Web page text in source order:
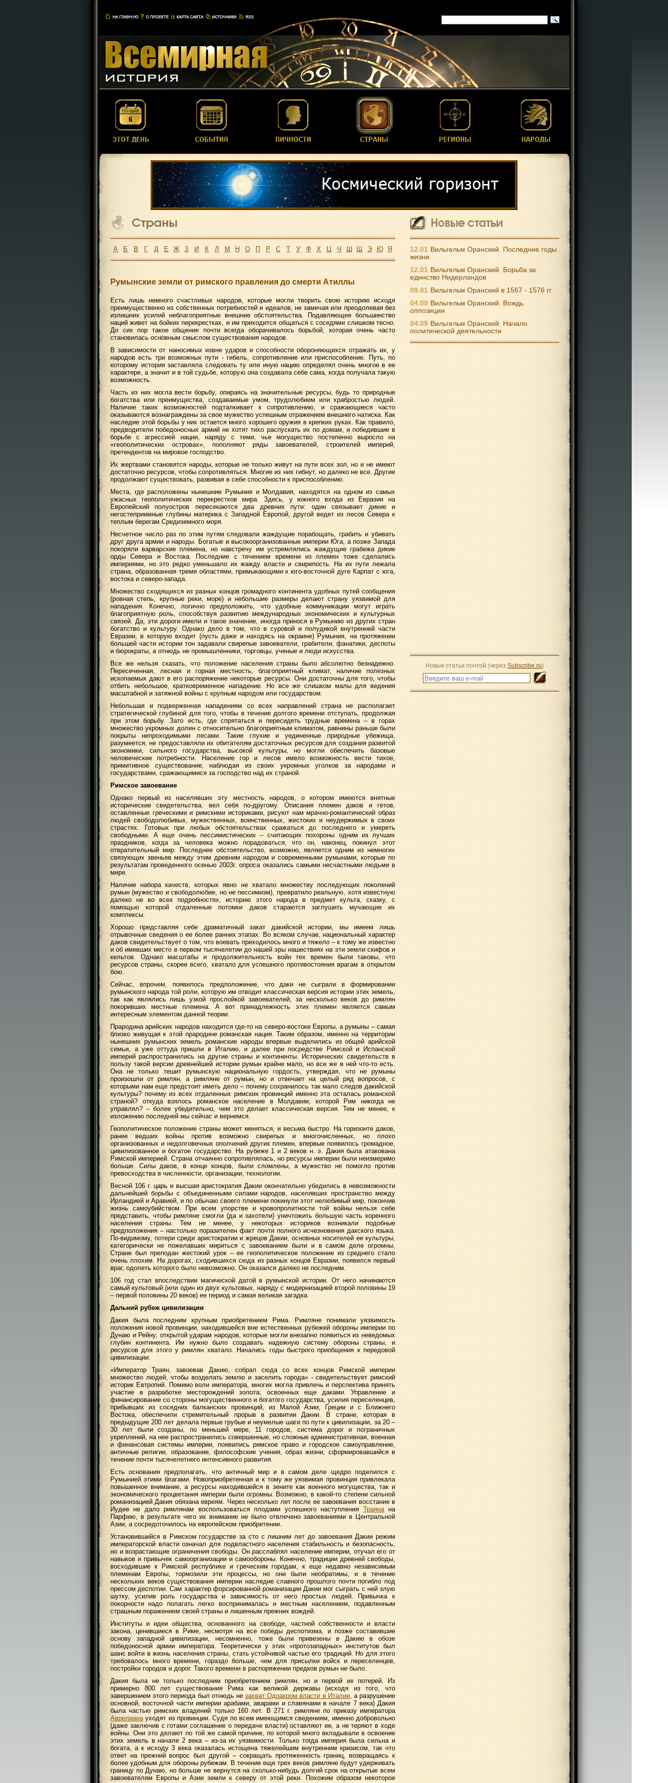
А Б В Г Д Е Ж З И К Л М Н О П Р С Т У Ф Х Ц Ч Ш Щ Э Ю Я
Румынские земли от римского правления до смерти Атиллы
Есть лишь немного счастливых народов, которые могли творить свою историю исходя
преимущественно из собственных потребностей и идеалов, не замечая или преодолевая без
излишних усилий неблагоприятные внешние обстоятельства. Подавляющее большинство
наций живет на бойких перекрестках, и им приходится общаться с соседями слишком тесно.
До сих пор такое общение почти всегда оборачивалось борьбой, которая очень часто
становилась основным смыслом существования народов.
В зависимости от наносимых извне ударов и способности обороняющихся отражать их, у
народов есть три возможных пути - гибель, сопротивление или приспособление. Путь, по
которому история заставляла следовать ту или иную нацию определял очень многое в ее
характере, а значит и в той судьбе, которую она создавала себе сама, когда получала такую
возможность.
Часть из них могла вести борьбу, опираясь на значительные ресурсы, будь то природные
богатства или преимущества, создаваемые умом, трудолюбием или храбростью людей.
Наличие таких возможностей подталкивает к сопротивлению, и сражающиеся часто
оказываются вознаграждены за свое мужество успешным отражением внешнего натиска. Как
наследие этой борьбы у них остается много хорошего оружия в крепких руках. Как правило,
предводители победоносных армий не хотят тихо распускать их по домам, и победившие в
борьбе с агрессией нации, наряду с теми, чье могущество постепенно выросло на
«геополитических островах», пополняют ряды завоевателей, строителей империй,
претендентов на мировое господство.
Их жертвами становятся народы, которые не только живут на пути всех зол, но и не имеют
достаточно ресурсов, чтобы сопротивляться. Многие из них гибнут, но далеко не все. Другие
продолжают существовать, развивая в себе способности к приспособлению.
Места, где расположены нынешние Румыния и Молдавия, находятся на одном из самых
ужасных геополитических перекрестков мира. Здесь, у южного входа из Евразии на
Европейский полуостров пересекаются два древних пути: один связывает дикие и
негостеприимные глубины материка с Западной Европой, другой ведет из лесов Севера к
теплым берегам Средиземного моря.
Несчетное число раз по этим путям следовали жаждущие порабощать, грабить и убивать
друг друга армии и народы. Богатые и высокоорганизованные империи Юга, а позже Запада
покоряли варварские племена, но навстречу им устремлялись жаждущие грабежа дикие
орды Севера и Востока. Последние с течением времени из племен тоже сделались
империями, но это редко уменьшало их жажду власти и свирепость. На их пути лежала
страна, образованная тремя областями, примыкающими к юго-восточной дуге Карпат с юга,
востока и северо-запада.
Множество сходящихся из разных концов громадного континента удобных путей сообщения
(ровная степь, крупные реки, море) и небольшие размеры делают страну уязвимой для
нападения. Конечно, логично предположить, что удобные коммуникации могут играть
благоприятную роль, способствуя развитию международных экономических и культурных
связей. Да, эти дороги имели и такое значение, иногда принося в Румынию из других стран
богатство и культуру. Однако дело в том, что в суровой и полудикой внутренней части
Евразии, в которую входит (пусть даже и находясь на окраине) Румыния, на протяжении
большей части истории тон задавали свирепые завоеватели, грабители, фанатики, деспоты
и бюрократы, а отнюдь не промышленники, торговцы, ученые и люди искусства.
Все же нельзя сказать, что положение населения страны было абсолютно безнадежно.
Пересеченная, лесная и горная местность, благоприятный климат, наличие полезных
ископаемых дают в его распоряжение некоторые ресурсы. Они достаточны для того, чтобы
отбить небольшое, кратковременное нападение. Но все же слишком малы для ведения
масштабной и затяжной войны с крупным народом или государством.
Небольшая и подверженная нападениям со всех направлений страна не располагает
стратегической глубиной для того, чтобы в течение долгого времени отступать, продолжая
при этом борьбу. Зато есть, где спрятаться и пересидеть трудные времена – в горах
множество укромных долин с относительно благоприятным климатом, равнины раньше были
покрыты непроходимыми лесами. Такие глухие и уединенные природные убежища,
разумеется, не предоставляли их обитателям достаточных ресурсов для создания развитой
экономики, сильного государства, высокой культуры, но могли обеспечить базовые
человеческие потребности. Население гор и лесов имело возможность вести тихое,
примитивное существование, наблюдая из своих укромных уголков за народами и
государствами, сражающимися за господство над их страной.
Римское завоевание
Однако первый из населявших эту местность народов, о котором имеются внятные
исторические свидетельства, вел себя по-другому. Описания племен даков и гетов,
оставленные греческими и римскими историками, рисуют нам мрачно-романтический образ
людей свободолюбивых, мужественных, воинственных, жестоких и неудержимых в своих
страстях. Готовых при любых обстоятельствах сражаться до последнего и умереть
свободными. А еще очень пессимистических – считающих похороны одним из лучших
праздников, когда за человека можно порадоваться, что он, наконец, покинул этот
отвратительный мир. Последнее обстоятельство, возможно, является одним из немногих
связующих звеньев между этим древним народом и современными румынами, которые по
результатам проведенного осенью 2003г. опроса оказались самыми несчастными людьми в
мире.
Наличие набора качеств, которых явно не хватало множеству последующих поколений
румын (мужество и свободолюбие, но не пессимизм), превратило реальную, хотя известную
далеко не во всех подробностях, историю этого народа в предмет культа, сказку, с
помощью которой отдаленные потомки даков стараются заглушить мучающие их
комплексы.
Хорошо представляя себе драматичный закат дакийской истории, мы имеем лишь
отрывочные сведения о ее более ранних этапах. Во всяком случае, национальный характер
даков свидетельствует о том, что воевать приходилось много и тяжело – к тому же известно
и об имевших место в первом тысячелетии до нашей эры нашествиях на эти земли скифов и
кельтов. Однако масштабы и продолжительность войн тех времен были таковы, что
ресурсов страны, скорее всего, хватало для успешного противостояния врагам в открытом
бою.
Сейчас, впрочем, появилось предположение, что даки не сыграли в формировании
румынского народа той роли, которую им отводит классическая версия истории этих земель,
так как являлись лишь узкой прослойкой завоевателей, за несколько веков до римлян
покоривших местные племена. А вот принадлежность этих племен является самым
интересным элементом данной теории.
Прародина арийских народов находится где-то на северо-востоке Европы, а румыны – самая
близко живущая к этой прародине романская нация. Таким образом, именно на территории
нынешних румынских земель романские народы впервые выделились из общей арийской
семьи, а уже оттуда пришли в Италию, и далее при посредстве Римской и Испанской
империй распространились на другие страны и континенты. Исторических свидетельств в
пользу такой версии древнейшей истории румын крайне мало, но все же в ней что-то есть.
Она не только тешит румынскую национальную гордость, утверждая, что не румыны
произошли от римлян, а римляне от румын, но и отвечает на целый ряд вопросов, с
которыми нам еще предстоит иметь дело – почему сохранилось так мало следов дакийской
культуры? почему из всех отдаленных римских провинций именно эта осталась романской
страной? откуда взялось романское население в Молдавии, которой Рим никогда не
управлял? – более убедительно, чем это делает классическая версия. Тем не менее, к
изложению последней мы сейчас и вернемся.
Геополитическое положение страны может меняться, и весьма быстро. На горизонте даков,
ранее ведших войны против возможно свирепых и многочисленных, но плохо
организованных и недолговечных ополчений других племен, впервые появилось громадное,
цивилизованное и богатое государство. На рубеже 1 и 2 веков н. э. Дакия была атакована
Римской империей. Страна отчаянно сопротивлялась, но ресурсы империи были неизмеримо
больше. Силы даков, в конце концов, были сломлены, а мужество не помогло против
превосходства в численности, организации, технологии.
Весной 106 г. царь и высшая аристократия Дакии окончательно убедились в невозможности
дальнейшей борьбы с объединенными силами народов, населявших пространство между
Ирландией и Аравией, и по обычаю своего племени покинули этот нелюбимый мир, покончив
жизнь самоубийством. При всем упорстве и кровопролитности той войны нельзя себе
представить, чтобы римляне смогли (да и захотели) уничтожить большую часть коренного
населения страны. Тем не менее, у некоторых историков возникали подобные
предположения – настолько поразителен факт почти полного исчезновения дакского языка.
По-видимому, потери среди аристократии и жрецов Дакии, основных носителей ее культуры,
категорически не пожелавших мириться с завоеванием были и в самом деле огромны.
Стране был преподан жестокий урок – ее геополитическое положение из среднего стало
очень плохим. На дорогах, сходившихся сюда из разных концов Евразии, появился первый
враг, одолеть которого было невозможно. Он оказался далеко не последним.
106 год стал впоследствии магической датой в румынской истории. От него начинаются
самый культовый (или один из двух культовых, наряду с модернизацией второй половины 19
– первой половины 20 веков) ее период и самая великая загадка.
Дальний рубеж цивилизации
Дакия была последним крупным приобретением Рима. Римляне понимали уязвимость
положения новой провинции, находившейся вне естественных рубежей обороны империи по
Дунаю и Рейну, открытой ударам народов, которые могли внезапно появиться из неведомых
глубин континента. Им нужно было создавать надежную систему обороны страны, и
ресурсов для этого у римлян хватало. Начались годы быстрого приобщения к передовой
цивилизации.
«Император Траян, завоевав Дакию, собрал сюда со всех концов Римской империи
множество людей, чтобы возделать землю и заселить города» - свидетельствует римский
историк Евтропий. Помимо воли императора, многих могла привлечь и перспектива принять
участие в разработке месторождений золота, освоенных еще даками. Управление и
финансирование со стороны могущественного и богатого государства, усилия переселенцев,
прибывших из соседних балканских провинций, из Малой Азии, Греции и с Ближнего
Востока, обеспечили стремительный прорыв в развитии Дакии. В стране, которая в
предыдущие 200 лет делала первые грубые и неумелые шаги по пути к цивилизации, за 20 –
30 лет были созданы, по меньшей мере, 11 городов, система дорог и пограничных
укреплений, на нее распространились совершенные, но сложные административная, военная
и финансовая системы империи, появились римское право и городское самоуправление,
античные религии, образование, философские учения, образ жизни, сформировавшийся в
течение почти тысячелетнего интенсивного развития.
Есть основания предполагать, что античный мир и в самом деле щедро поделился с
Румынией этими благами. Новоприобретенная и к тому же уязвимая провинция привлекала
повышенное внимание, а ресурсы находившейся в зените как военного могущества, так и
экономического процветания империи были огромны. Возможно, в какой-то степени сильной
романизацией Дакия обязана евреям. Через несколько лет после ее завоевания восстание в
Иудее не дало римлянам воспользоваться плодами успешного наступления Траянана
Парфию, в результате чего их внимание не было отвлечено завоеваниями в Центральной
Азии, а сосредоточилось на европейском приобретении.
Установившийся в Римском государстве за сто с лишним лет до завоевания Дакии режим
императорской власти означал для подвластного населения стабильность и безопасность,
но и возрастающие ограничения свободы. Он расслаблял население империи, отучал его от
навыков и привычек самоорганизации и самообороны. Конечно, традиции древней свободы,
восходившие к Римской республике и греческим городам, к еще недавно независимым
племенам Европы, тормозили эти процессы, но они были необратимы, и в течение
нескольких веков существования империи наследие славного прошлого почти погибло под
прессом деспотии. Сам характер форсированной романизации Дакии мог сыграть с ней злую
шутку, усилив роль государства и зависимость от него простых людей. Привычка к
покорности надо полагать легко воспринималась и местным населением, подавленным
страшным поражением своей страны и лишенным прежних вождей.
Институты и идеи общества, основанного на свободе, частной собственности и власти
закона, ценившиеся в Риме, несмотря на все победы деспотизма, и позже составившие
основу западной цивилизации, несомненно, тоже были привезены в Дакию в обозе
победоносной армии императора. Теоретически у этих «протозападных» институтов был
шанс войти в жизнь населения страны, стать устойчивой частью его традиций. Но для этого
требовалось много времени, гораздо больше, чем для присылки войск и переселенцев,
постройки городов и дорог. Такого времени в распоряжении предков румын не было.
Дакия была не только последним приобретением римлян, но и первой их потерей. Из
примерно 800 лет существования Рима как великой державы (исходя из того, что
завершением этого периода был отнюдь не захват Одоакром власти в Италии, а разрушение
основной, восточной части империи арабами, аварами и славянами в начале 7 века) Дакия
была частью римских владений только 160 лет. В 271 г. римляне по приказу императора
Аврелианауходят из провинции. Судя по всем имеющимся сведениям, именно добровольно
(даже заключив с готами соглашение о передаче власти) оставляют ее, а не теряют в ходе
войны. Они это делают по той же самой причине, по которой много вкладывали в освоение
этих земель в начале 2 века – из-за их уязвимости. Только тогда империя была сильна и
богата, а к исходу 3 века оказалась истощена тяжелейшим внутренним кризисом, так что
ответ на прежний вопрос был другой – сокращать протяженность границ, возвращаясь к
более удобным для обороны рубежам. В течение еще трех веков римляне будут удерживать
границу по Дунаю, но больше не вернутся на сколько-нибудь долгий срок на открытые всем
завоевателям Европы и Азии земли к северу от этой реки. Похожим образом некоторое
12.01 Вильгельм Оранский. Последние годы
жизни
12.01 Вильгельм Оранский. Борьба за
единство Нидерландов
09.01 Вильгельм Оранский в 1567 - 1576 гг.
04.09 Вильгельм Оранский. Вождь
оппозиции
04.09 Вильгельм Оранский. Начало
политической деятельности
Новые статьи почтой (через Subscribe.ru)